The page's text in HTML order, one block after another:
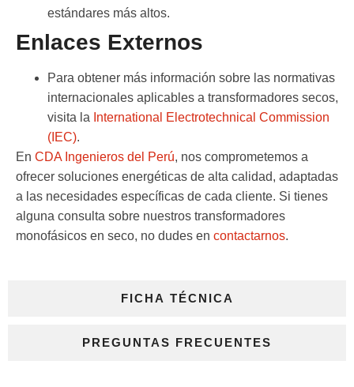
FICHA TÉCNICA
PREGUNTAS FRECUENTES
estándares más altos.
Enlaces Externos
Para obtener más información sobre las normativas
internacionales aplicables a transformadores secos,
visita la International Electrotechnical Commission
(IEC).
En CDA Ingenieros del Perú, nos comprometemos a
ofrecer soluciones energéticas de alta calidad, adaptadas
a las necesidades específicas de cada cliente. Si tienes
alguna consulta sobre nuestros transformadores
monofásicos en seco, no dudes en contactarnos.